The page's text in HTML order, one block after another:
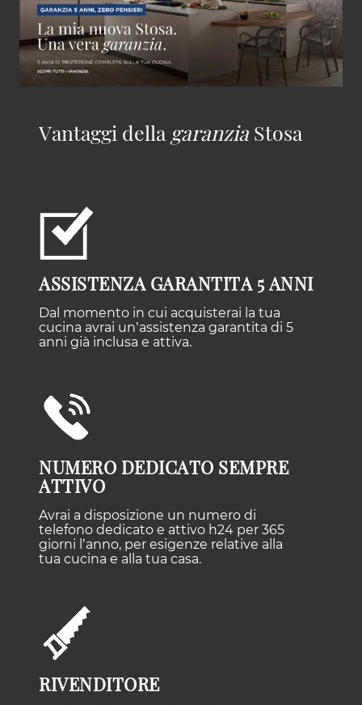
Vantaggi della garanzia Stosa
ASSISTENZA GARANTITA 5 ANNI
Dal momento in cui acquisterai la tua
cucina avrai un’assistenza garantita di 5
anni già inclusa e attiva.
NUMERO DEDICATO SEMPRE
ATTIVO
Avrai a disposizione un numero di
telefono dedicato e attivo h24 per 365
giorni l’anno, per esigenze relative alla
tua cucina e alla tua casa.
RIVENDITORE